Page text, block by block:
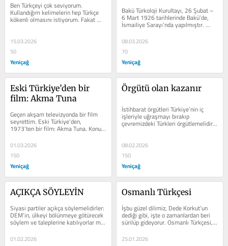
Ben Türkçeyi çok seviyorum.
Kullandığım kelimelerin hep Türkçe
kökenli olmasını istiyorum. Fakat
geçen gün saat sözü aklıma takıldı....
15.03.2026
50
Yeniçağ
Bakü Türkoloji Kurultayı, 26 Şubat –
6 Mart 1926 tarihlerinde Bakü’de,
İsmailiye Sarayı’nda yapılmıştır.
Kurultayın Azerbaycan...
08.03.2026
70
Yeniçağ
Eski Türkiye’den bir
film: Akma Tuna
Geçen akşam televizyonda bir film
seyrettim. Eski Türkiye’den,
1973’ten bir film: Akma Tuna. Konu,
01.03.2026
150
Yeniçağ
Örgütü olan kazanır
İstihbarat örgütleri Türkiye’nin iç
işleriyle uğraşmayı bırakıp
çevremizdeki Türkleri örgütlemelidir.
Ne zamandır aklımdaydı....
08.02.2026
150
Yeniçağ
AÇIKÇA SÖYLEYİN
Siyasi partiler açıkça söylemelidirler:
DEM’in, ülkeyi bölünmeye götürecek
söylem ve taleplerine katılıyorlar mı
katılmıyorlar mı?...
01.02.2026
Osmanlı Türkçesi
İşbu güzel dilimiz, Dede Korkut’un
dediği gibi, işte o zamanlardan beri
sürilüp gideyorur. Osmanlı Türkçesi,
15. yüzyıl ortalarından...
25.01.2026